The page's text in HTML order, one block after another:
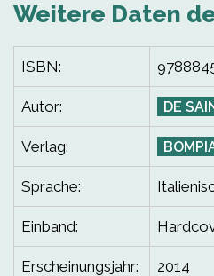
Weitere Daten
ISBN:
Autor: DE
Verlag:
Sprache:
Einband:
Erscheinungsjahr: 2014